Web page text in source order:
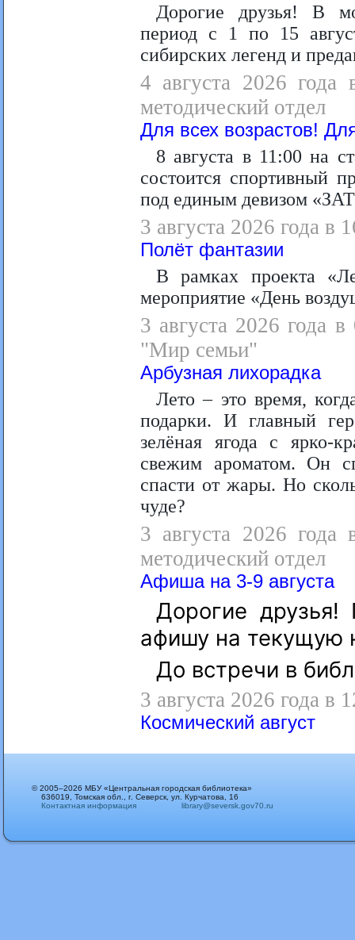
Дорогие друзья! В
период с 1 по 15
сибирских легенд и
4 августа 2026 года
методический отдел
Для всех возрастов!
8 августа в 11:00 на
состоится спортивный
под единым девизом
3 августа 2026 года в
Полёт фантазии
В рамках проекта
мероприятие «День
3 августа 2026 года
"Мир семьи"
Арбузная лихорадка
Лето – это время,
подарки. И главный
зелёная ягода с ярко-
свежим ароматом. Он
спасти от жары. Но
чуде?
3 августа 2026 года
методический отдел
Афиша на 3-9 августа
Дорогие
афишу на текущую
До встречи в
3 августа 2026 года в
Космический август
© 2005–2026 МБУ «Центральная городская библиотека»
636019, Томская обл., г. Северск, ул. Курчатова, 16
Контактная информация
library@seversk.gov70.ru